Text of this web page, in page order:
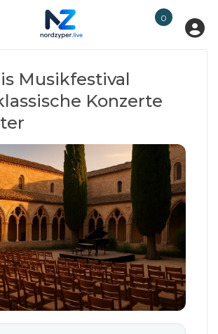
0
Musikfestival
Konzerte